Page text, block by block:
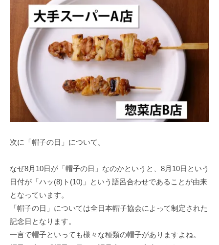
次に「帽子の日」について。
なぜ8月10日が「帽子の日」なのかというと、8月10日という
日付が「ハッ(8)ト(10)」という語呂合わせであることが由来
となっています。
「帽子の日」については全日本帽子協会によって制定された
記念日となります。
一言で帽子といっても様々な種類の帽子がありますよね。